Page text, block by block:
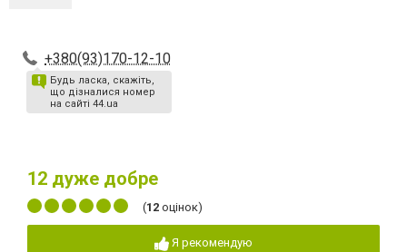
+380(93)170-12-10
Будь ласка, скажіть,
що дізналися номер
на сайті 44.ua
12 дуже добре
(12 оцінок)
Я рекомендую